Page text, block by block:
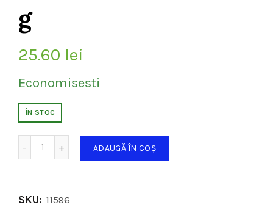
g
25.60 lei
Economisesti
ÎN STOC
ADAUGĂ ÎN COȘ
SKU: 11596